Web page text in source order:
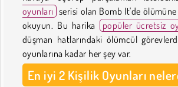
oyunları serisi olan Bomb It'de
okuyun. Bu harika
popüler ücretsiz
düşman hatlarındaki ölümcül
oyunlarına kadar her şey var.
En iyi 2 Kişilik Oyunları